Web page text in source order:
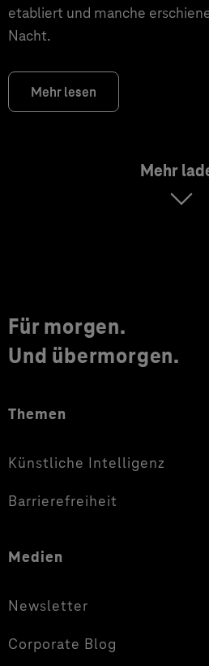
etabliert und manche
Nacht.
Mehr lesen
Mehr
Für morgen.
Und übermorgen.
Themen
Künstliche Intelligenz
Barrierefreiheit
Medien
Newsletter
Corporate Blog